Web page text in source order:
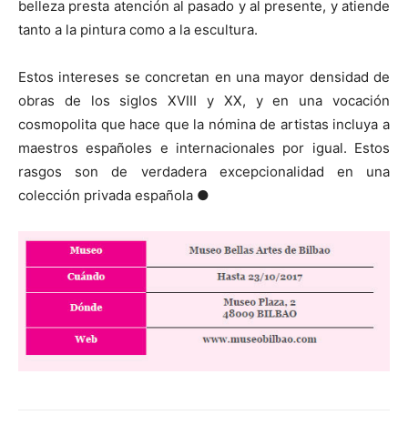
belleza presta atención al pasado y al presente, y atiende
tanto a la pintura como a la escultura.
Estos intereses se concretan en una mayor densidad de
obras de los siglos XVIII y XX, y en una vocación
cosmopolita que hace que la nómina de artistas incluya a
maestros españoles e internacionales por igual. Estos
rasgos son de verdadera excepcionalidad en una
colección privada española ●